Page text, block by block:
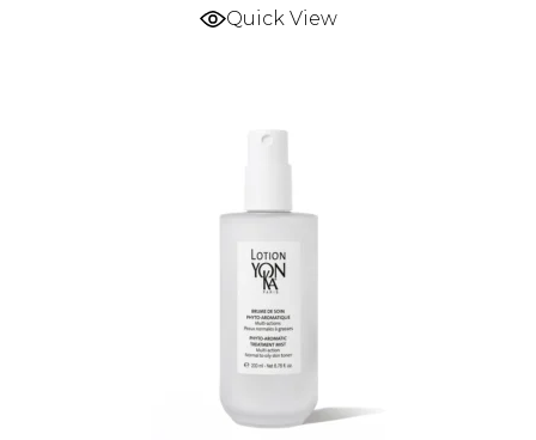
Quick View